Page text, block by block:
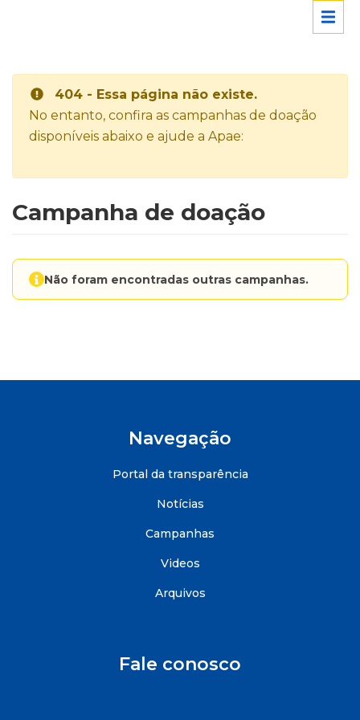
404 - Essa página não existe.
No entanto, confira as campanhas de doação
disponíveis abaixo e ajude a Apae:
Campanha de doação
Não foram encontradas outras campanhas.
Navegação
Portal da transparência
Notícias
Campanhas
Videos
Arquivos
Fale conosco